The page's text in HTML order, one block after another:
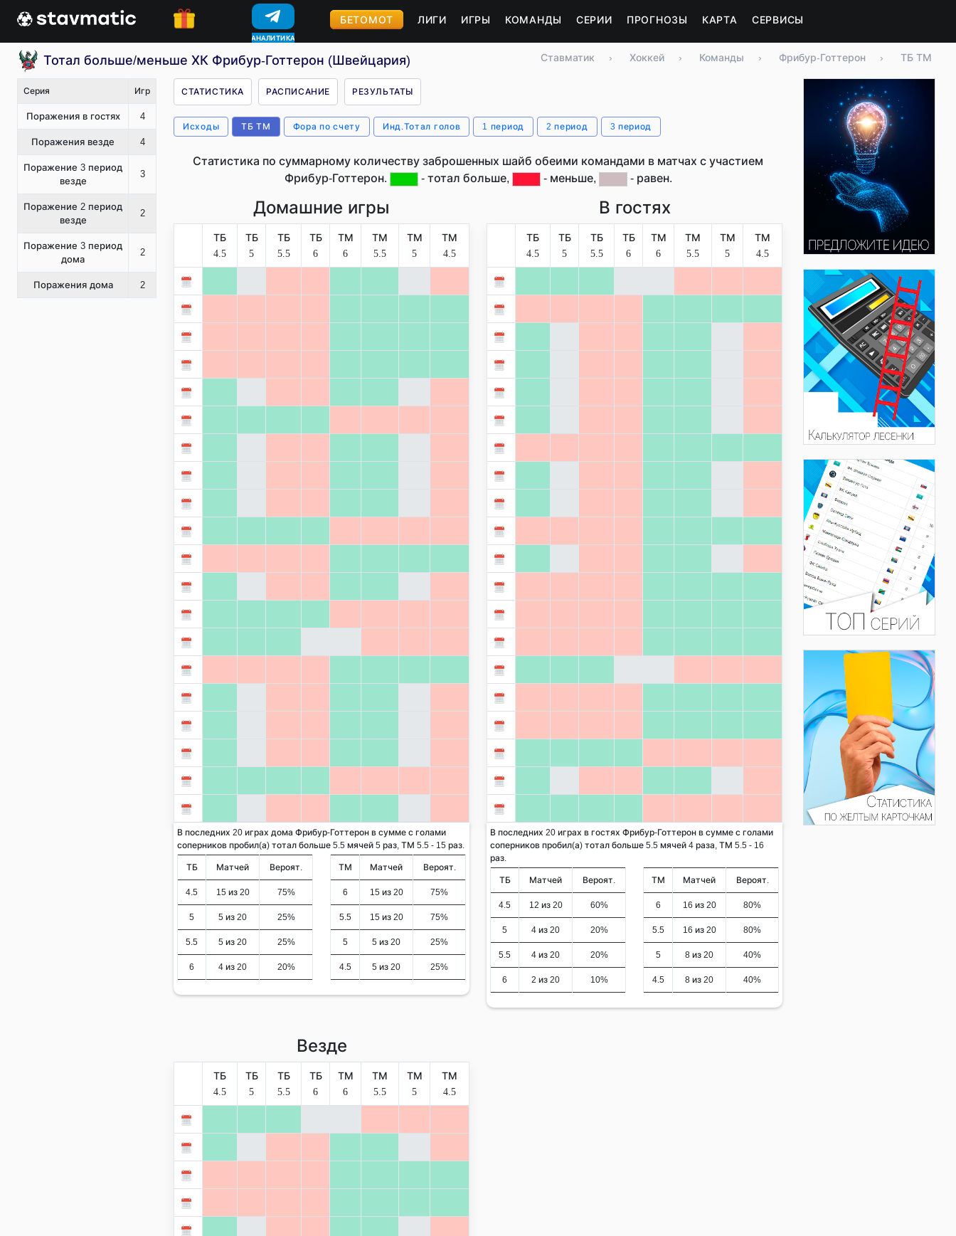
АНАЛИТИКА
КОНКУРСЫ
БЕТОМОТ ЛИГИ ИГРЫ КОМАНДЫ СЕРИИ ПРОГНОЗЫ КАРТА СЕРВИСЫ
Тотал больше/меньше ХК Фрибур-Готтерон (Швейцария) Ставматик › Хоккей › Команды › Фрибур-Готтерон › ТБ ТМ
Серия Игр
Поражения в гостях 4
Поражения везде 4
Поражение 3 период
везде
3
Поражение 2 период
везде
2
Поражение 3 период
дома
2
Поражения дома 2
СТАТИСТИКА РАСПИСАНИЕ РЕЗУЛЬТАТЫ
Исходы ТБ ТМ Фора по счету Инд.Тотал голов 1 период 2 период 3 период
Статистика по суммарному количеству заброшенных шайб обеими командами в матчах с участием
Фрибур-Готтерон.
- тотал больше, - меньше, - равен.
Домашние игры
ТБ
4.5
ТБ
5
ТБ
5.5
ТБ
6
ТМ
6
ТМ
5.5
ТМ
5
ТМ
4.5
В последних 20 играх дома Фрибур-Готтерон в сумме с голами
соперников пробил(а) тотал больше 5.5 мячей 5 раз, ТМ 5.5 - 15 раз.
ТБ Матчей Вероят.
4.5 15 из 20 75%
5 5 из 20 25%
5.5 5 из 20 25%
6 4 из 20 20%
ТМ Матчей Вероят.
6 15 из 20 75%
5.5 15 из 20 75%
5 5 из 20 25%
4.5 5 из 20 25%
В гостях
ТБ
4.5
ТБ
5
ТБ
5.5
ТБ
6
ТМ
6
ТМ
5.5
ТМ
5
ТМ
4.5
В последних 20 играх в гостях Фрибур-Готтерон в сумме с голами
соперников пробил(а) тотал больше 5.5 мячей 4 раза, ТМ 5.5 - 16
раз.
ТБ Матчей Вероят.
4.5 12 из 20 60%
5 4 из 20 20%
5.5 4 из 20 20%
6 2 из 20 10%
ТМ Матчей Вероят.
6 16 из 20 80%
5.5 16 из 20 80%
5 8 из 20 40%
4.5 8 из 20 40%
Везде
ТБ
4.5
ТБ
5
ТБ
5.5
ТБ
6
ТМ
6
ТМ
5.5
ТМ
5
ТМ
4.5